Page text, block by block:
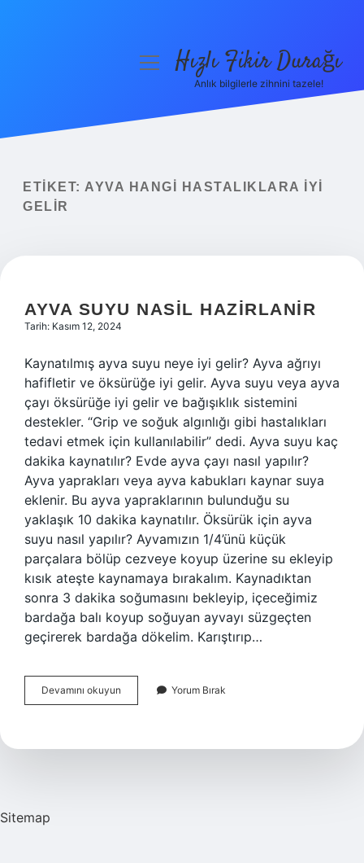
Yasal Uyarı
menüyüHızlı Fikir Durağı
Anlık bilgilerle zihnini tazele!
ETIKET: AYVA HANGI HASTALIKLARA IYI
GELIR
AYVA SUYU NASIL HAZIRLANIR
Tarih: Kasım 12, 2024
Kaynatılmış ayva suyu neye iyi gelir? Ayva ağrıyı
hafifletir ve öksürüğe iyi gelir. Ayva suyu veya ayva
çayı öksürüğe iyi gelir ve bağışıklık sistemini
destekler. “Grip ve soğuk algınlığı gibi hastalıkları
tedavi etmek için kullanılabilir” dedi. Ayva suyu kaç
dakika kaynatılır? Evde ayva çayı nasıl yapılır?
Ayva yaprakları veya ayva kabukları kaynar suya
eklenir. Bu ayva yapraklarının bulunduğu su
yaklaşık 10 dakika kaynatılır. Öksürük için ayva
suyu nasıl yapılır? Ayvamızın 1/4’ünü küçük
parçalara bölüp cezveye koyup üzerine su ekleyip
kısık ateşte kaynamaya bırakalım. Kaynadıktan
sonra 3 dakika soğumasını bekleyip, içeceğimiz
bardağa balı koyup soğuyan ayvayı süzgeçten
geçirerek bardağa dökelim. Karıştırıp…
Devamını okuyun
Suyu
Yorum Bırak
Sitemap